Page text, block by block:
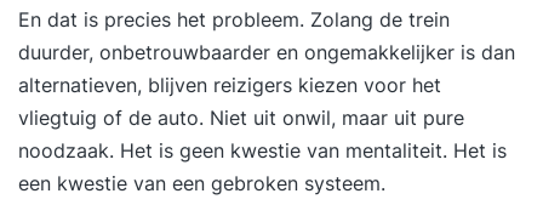
En dat is precies het probleem. Zolang de trein
duurder, onbetrouwbaarder en ongemakkelijker is dan
alternatieven, blijven reizigers kiezen voor het
vliegtuig of de auto. Niet uit onwil, maar uit pure
noodzaak. Het is geen kwestie van mentaliteit. Het is
een kwestie van een gebroken systeem.